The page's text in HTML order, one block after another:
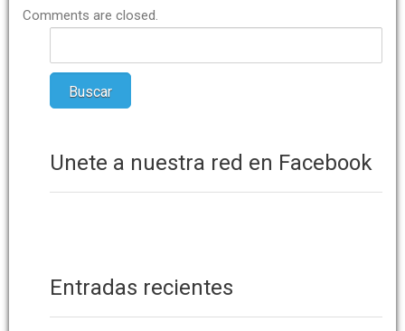
Comments are closed.
Únete a nuestra red en Facebook
Entradas recientes